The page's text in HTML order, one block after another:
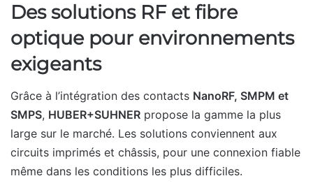
Des solutions RF et fibre
optique pour environnements
exigeants
Grâce à l’intégration des contacts NanoRF, SMPM et
SMPS, HUBER+SUHNER propose la gamme la plus
large sur le marché. Les solutions conviennent aux
circuits imprimés et châssis, pour une connexion fiable
même dans les conditions les plus difficiles.